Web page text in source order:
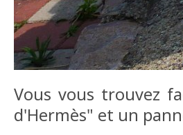
Vous vous trouvez
d'Hermès" et un